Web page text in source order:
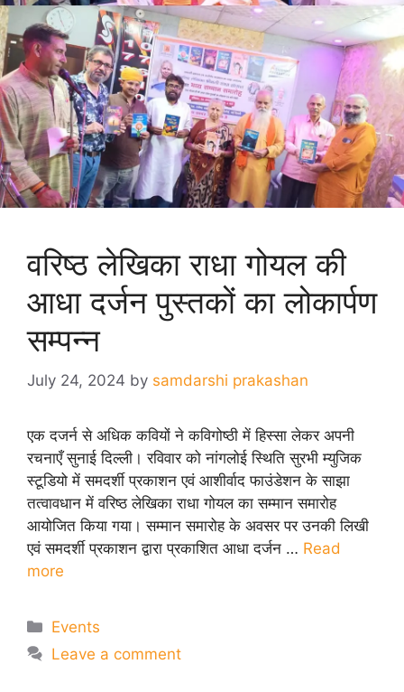
वरिष्ठ लेखिका राधा गोयल की
आधा दर्जन पुस्तकों का लोकार्पण
सम्पन्न
July 24, 2024 by samdarshi prakashan
एक दजर्न से अधिक कवियों ने कविगोष्ठी में हिस्सा लेकर अपनी
रचनाएँ सुनाई दिल्ली। रविवार को नांगलोई स्थिति सुरभी म्युजिक
स्टूडियो में समदर्शी प्रकाशन एवं आशीर्वाद फाउंडेशन के साझा
तत्वावधान में वरिष्ठ लेखिका राधा गोयल का सम्मान समारोह
आयोजित किया गया। सम्मान समारोह के अवसर पर उनकी लिखी
एवं समदर्शी प्रकाशन द्वारा प्रकाशित आधा दर्जन … Read
more
Categories
Events
Leave a comment